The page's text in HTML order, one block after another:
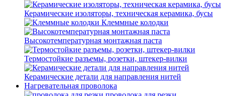
Керамические изоляторы, техническая керамика, бусы
Клеммные колодки
Высокотемпературная монтажная паста
Термостойкие разъемы, розетки, штекер-вилки
Керамические детали для направления нитей
Нагревательная проволока